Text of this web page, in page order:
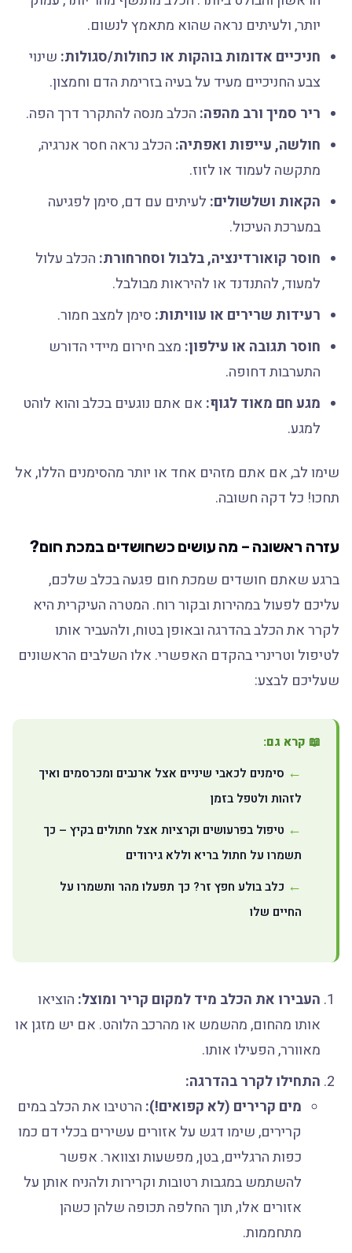
יותר, ולעיתים נראה שהוא מתאמץ לנשום.
חניכיים אדומות בוהקות או כחולות/סגולות:שינוי
צבע החניכיים מעיד על בעיה בזרימת הדם וחמצון.
ריר סמיך ורב מהפה:הכלב מנסה להתקרר דרך הפה.
חולשה, עייפות ואפתיה:הכלב נראה חסר אנרגיה,
מתקשה לעמוד או לזוז.
הקאות ושלשולים:לעיתים עם דם, סימן לפגיעה
במערכת העיכול.
חוסר קואורדינציה, בלבול וסחרחורת:הכלב עלול
למעוד, להתנדנד או להיראות מבולבל.
רעידות שרירים או עוויתות:סימן למצב חמור.
חוסר תגובה או עילפון:מצב חירום מיידי הדורש
התערבות דחופה.
מגע חם מאוד לגוף:אם אתם נוגעים בכלב והוא לוהט
למגע.
שימו לב, אם אתם מזהים אחד או יותר מהסימנים הללו, אל
תחכו! כל דקה חשובה.
עזרה ראשונה – מה עושים כשחושדים במכת חום?
ברגע שאתם חושדים שמכת חום פגעה בכלב שלכם,
עליכם לפעול במהירות ובקור רוח. המטרה העיקרית היא
לקרר את הכלב בהדרגה ובאופן בטוח, ולהעביר אותו
לטיפול וטרינרי בהקדם האפשרי. אלו השלבים הראשונים
שעליכם לבצע:
📖 קרא גם:
סימנים לכאבי שיניים אצל ארנבים ומכרסמים ואיך
לזהות ולטפל בזמן
טיפול בפרעושים וקרציות אצל חתולים בקיץ – כך
תשמרו על חתול בריא וללא גירודים
כלב בולע חפץ זר? כך תפעלו מהר ותשמרו על
החיים שלו
העבירו את הכלב מיד למקום קריר ומוצל:הוציאו
אותו מהחום, מהשמש או מהרכב הלוהט. אם יש מזגן או
מאוורר, הפעילו אותו.
התחילו לקרר בהדרגה:
מים קרירים (לא קפואים!):הרטיבו את הכלב במים
קרירים, שימו דגש על אזורים עשירים בכלי דם כמו
כפות הרגליים, בטן, מפשעות וצוואר. אפשר
להשתמש במגבות רטובות וקרירות ולהניח אותן על
אזורים אלו, תוך החלפה תכופה שלהן כשהן
מתחממות.